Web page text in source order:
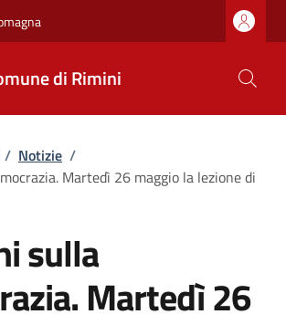
di Rimini
pane
/ Notizie /
Martedì 26 maggio la lezione di
sulla
Martedì 26